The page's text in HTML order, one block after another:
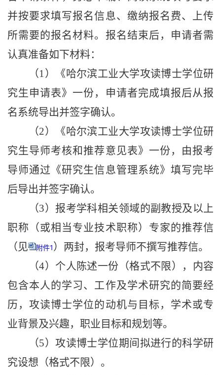
并按要求填写报名信息、缴纳报名费、上传
所需要的报名材料。报名结束后，申请者需
认真准备如下材料：
（1）《哈尔滨工业大学攻读博士学位研
究生申请表》一份，申请者完成填报后从报
名系统导出并签字确认。
（2）《哈尔滨工业大学攻读博士学位研
究生导师考核和推荐意见表》一份，由报考
导师通过《研究生信息管理系统》填写完毕
后导出并签字确认。
（3）报考学科相关领域的副教授及以上
职称（或相当专业技术职称）专家的推荐信
（见
附件1 ）两封，报考导师不撰写推荐信。
（4）个人陈述一份（格式不限），内容
包含本人的学习、工作及学术研究的简要经
历，攻读博士学位的动机与目标，学术或专
业背景及兴趣，职业目标和规划等。
（5）攻读博士学位期间拟进行的科学研
究设想（格式不限）。